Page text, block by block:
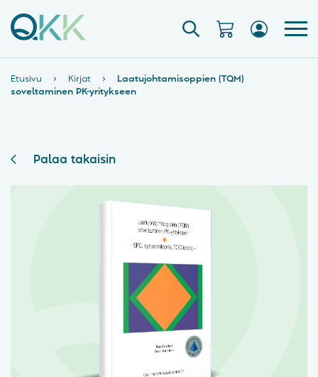
Etusivu › Kirjat ›
Laatujohtamisoppien (TQM)
soveltaminen PK-yritykseen
Palaa takaisin